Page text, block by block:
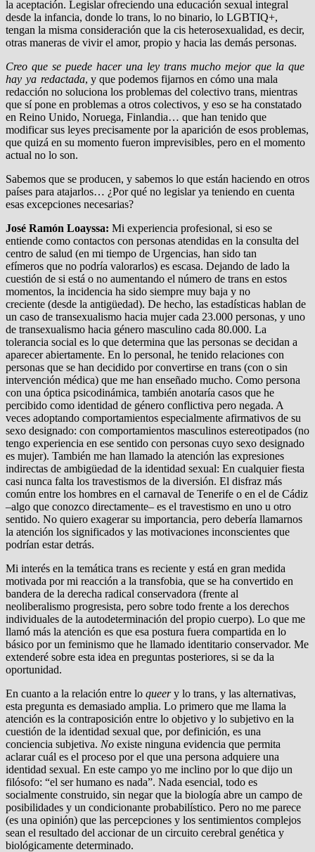
la aceptación. Legislar ofreciendo una educación sexual integral
desde la infancia, donde lo trans, lo no binario, lo LGBTIQ+,
tengan la misma consideración que la cis heterosexualidad, es decir,
otras maneras de vivir el amor, propio y hacia las demás personas.
Creo que se puede hacer una ley trans mucho mejor que la que
hay ya redactada, y que podemos fijarnos en cómo una mala
redacción no soluciona los problemas del colectivo trans, mientras
que sí pone en problemas a otros colectivos, y eso se ha constatado
en Reino Unido, Noruega, Finlandia… que han tenido que
modificar sus leyes precisamente por la aparición de esos problemas,
que quizá en su momento fueron imprevisibles, pero en el momento
actual no lo son.
Sabemos que se producen, y sabemos lo que están haciendo en otros
países para atajarlos… ¿Por qué no legislar ya teniendo en cuenta
esas excepciones necesarias?
José Ramón Loayssa: Mi experiencia profesional, si eso se
entiende como contactos con personas atendidas en la consulta del
centro de salud (en mi tiempo de Urgencias, han sido tan
efímeros que no podría valorarlos) es escasa. Dejando de lado la
cuestión de si está o no aumentando el número de trans en estos
momentos, la incidencia ha sido siempre muy baja y no
creciente (desde la antigüedad). De hecho, las estadísticas hablan de
un caso de transexualismo hacia mujer cada 23.000 personas, y uno
de transexualismo hacia género masculino cada 80.000. La
tolerancia social es lo que determina que las personas se decidan a
aparecer abiertamente. En lo personal, he tenido relaciones con
personas que se han decidido por convertirse en trans (con o sin
intervención médica) que me han enseñado mucho. Como persona
con una óptica psicodinámica, también anotaría casos que he
percibido como identidad de género conflictiva pero negada. A
veces adoptando comportamientos especialmente afirmativos de su
sexo designado: con comportamientos masculinos estereotipados (no
tengo experiencia en ese sentido con personas cuyo sexo designado
es mujer). También me han llamado la atención las expresiones
indirectas de ambigüedad de la identidad sexual: En cualquier fiesta
casi nunca falta los travestismos de la diversión. El disfraz más
común entre los hombres en el carnaval de Tenerife o en el de Cádiz
–algo que conozco directamente– es el travestismo en uno u otro
sentido. No quiero exagerar su importancia, pero debería llamarnos
la atención los significados y las motivaciones inconscientes que
podrían estar detrás.
Mi interés en la temática trans es reciente y está en gran medida
motivada por mi reacción a la transfobia, que se ha convertido en
bandera de la derecha radical conservadora (frente al
neoliberalismo progresista, pero sobre todo frente a los derechos
individuales de la autodeterminación del propio cuerpo). Lo que me
llamó más la atención es que esa postura fuera compartida en lo
básico por un feminismo que he llamado identitario conservador. Me
extenderé sobre esta idea en preguntas posteriores, si se da la
oportunidad.
En cuanto a la relación entre lo queery lo trans, y las alternativas,
esta pregunta es demasiado amplia. Lo primero que me llama la
atención es la contraposición entre lo objetivo y lo subjetivo en la
cuestión de la identidad sexual que, por definición, es una
conciencia subjetiva. No existe ninguna evidencia que permita
aclarar cuál es el proceso por el que una persona adquiere una
identidad sexual. En este campo yo me inclino por lo que dijo un
filósofo: “el ser humano es nada”. Nada esencial, todo es
socialmente construido, sin negar que la biología abre un campo de
posibilidades y un condicionante probabilístico. Pero no me parece
(es una opinión) que las percepciones y los sentimientos complejos
sean el resultado del accionar de un circuito cerebral genética y
biológicamente determinado.